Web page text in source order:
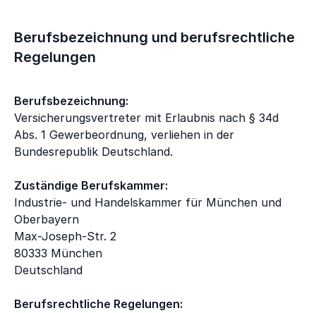
Berufsbezeichnung und berufsrechtliche
Regelungen
Berufsbezeichnung:
Versicherungsvertreter mit Erlaubnis nach § 34d
Abs. 1 Gewerbeordnung, verliehen in der
Bundesrepublik Deutschland.
Zuständige Berufskammer:
Industrie- und Handelskammer für München und
Oberbayern
Max-Joseph-Str. 2
80333 München
Deutschland
Berufsrechtliche Regelungen: